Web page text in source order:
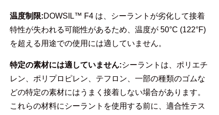
温度制限:DOWSIL™ F4 は、シーラントが劣化して接着
特性が失われる可能性があるため、温度が 50°C (122°F)
を超える用途での使用には適していません。
特定の素材には適していません:シーラントは、ポリエチ
レン、ポリプロピレン、テフロン、一部の種類のゴムな
どの特定の素材にはうまく接着しない場合があります。
これらの材料にシーラントを使用する前に、適合性テス